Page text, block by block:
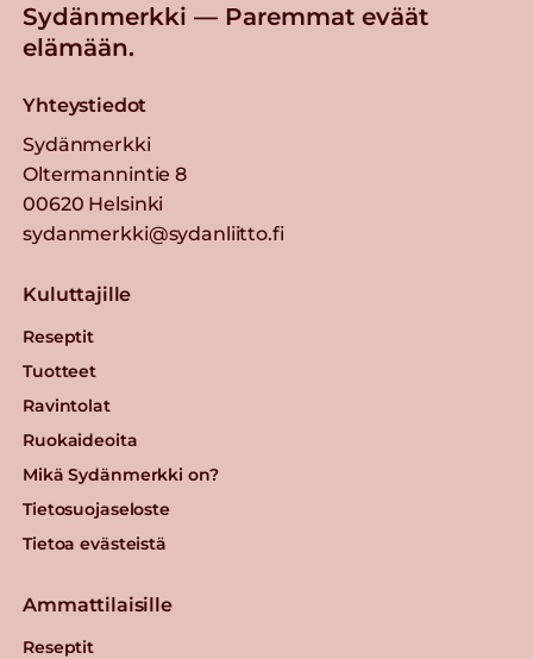
Sydänmerkki — Paremmat eväät
elämään.
Yhteystiedot
Sydänmerkki
Oltermannintie 8
00620 Helsinki
sydanmerkki@sydanliitto.fi
Kuluttajille
Reseptit
Tuotteet
Ravintolat
Ruokaideoita
Mikä Sydänmerkki on?
Tietosuojaseloste
Tietoa evästeistä
Ammattilaisille
Reseptit